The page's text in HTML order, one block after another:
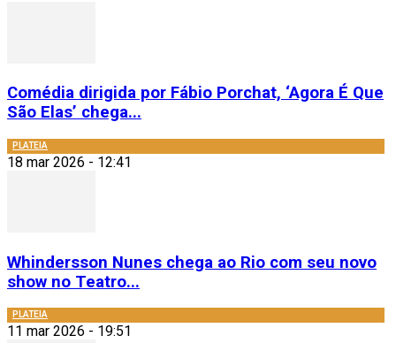
Comédia dirigida por Fábio Porchat, ‘Agora É Que
São Elas’ chega...
PLATEIA
18 mar 2026 - 12:41
Whindersson Nunes chega ao Rio com seu novo
show no Teatro...
PLATEIA
11 mar 2026 - 19:51